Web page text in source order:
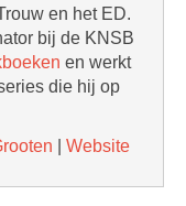
en het ED.
bij de KNSB
en werkt
die hij op
Website